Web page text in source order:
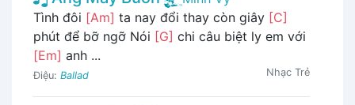
Tình đôi [Am] ta nay đổi thay còn giây [C]
phút để bỡ ngỡ Nói [G] chi câu biệt ly em với
[Em] anh ...
Điệu: Ballad Nhạc Trẻ